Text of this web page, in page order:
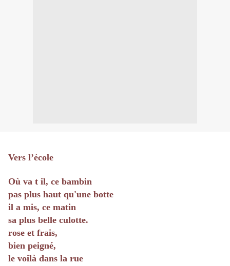
Vers l’école
Où va t il, ce bambin
pas plus haut qu'une botte
il a mis, ce matin
sa plus belle culotte.
rose et frais,
bien peigné,
le voilà dans la rue